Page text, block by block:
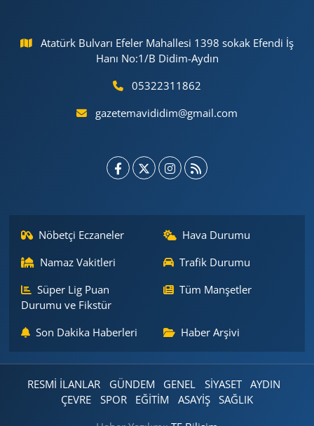
Atatürk Bulvarı Efeler Mahallesi 1398 sokak Efendi İş
Hanı No:1/B Didim-Aydın
05322311862
gazetemavididim@gmail.com
Nöbetçi Eczaneler
Hava Durumu
Namaz Vakitleri
Trafik Durumu
Süper Lig Puan
Durumu ve Fikstür
Tüm Manşetler
Son Dakika Haberleri Haber Arşivi
RESMİ İLANLAR GÜNDEM GENEL SİYASET
AYDIN
ÇEVRE
SPOR EĞİTİM ASAYİŞ
SAĞLIK